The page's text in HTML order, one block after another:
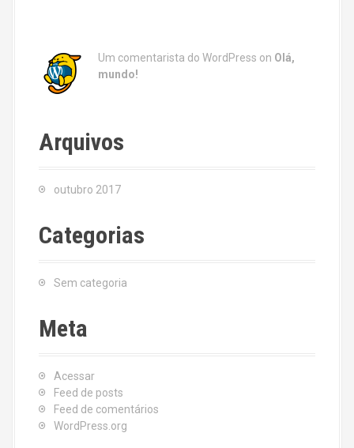
Um comentarista do WordPress on Olá,
mundo!
Arquivos
outubro 2017
Categorias
Sem categoria
Meta
Acessar
Feed de posts
Feed de comentários
WordPress.org